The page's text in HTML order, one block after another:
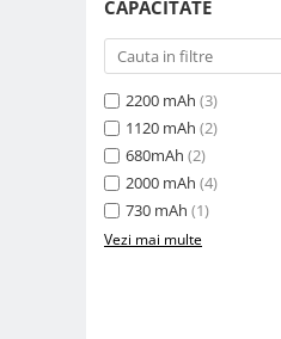
Acumulatori camere video
Stabilizatoare (Gimbal) / Steady
Huse Protectie / Ploaie camere
Accesorii diverse pt camere video
Camere Video Cinematice
CAPACITATE
2200 mAh (3)
1120 mAh (2)
680mAh (2)
2000 mAh (4)
730 mAh (1)
Vezi mai multe